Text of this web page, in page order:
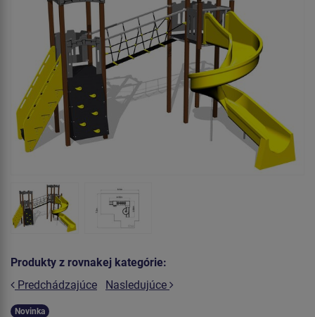
Produkty z rovnakej kategórie:
Predchádzajúce
Nasledujúce
Novinka